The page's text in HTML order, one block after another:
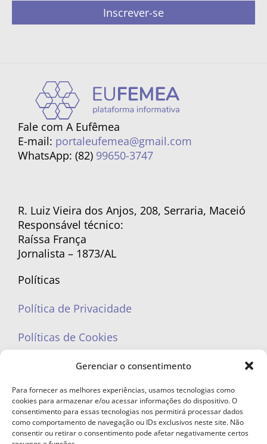
Gerenciar o consentimento
Para fornecer as melhores experiências, usamos tecnologias como
cookies para armazenar e/ou acessar informações do dispositivo. O
consentimento para essas tecnologias nos permitirá processar dados
como comportamento de navegação ou IDs exclusivos neste site. Não
consentir ou retirar o consentimento pode afetar negativamente certos
Inscrever-se
Fale com A Eufêmea
E-mail: portaleufemea@gmail.com
WhatsApp: (82) 99650-3747
R. Luiz Vieira dos Anjos, 208, Serraria, Maceió
Responsável técnico:
Raíssa França
Jornalista – 1873/AL
Políticas
Política de Privacidade
Políticas de Cookies
portaleufemea@gmail.com